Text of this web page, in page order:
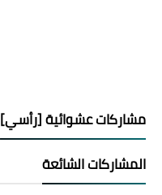
مشاركات عشوائية [رأسي]
المشاركات الشائعة